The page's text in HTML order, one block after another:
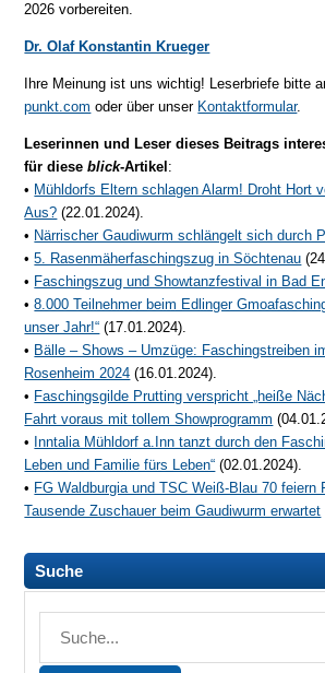
2026 vorbereiten.
Dr. Olaf Konstantin Krueger
Ihre Meinung ist uns wichtig! Leserbriefe bitte
punkt.com oder über unser Kontaktformular.
Leserinnen und Leser dieses Beitrags
für dieseblick-Artikel :
• Mühldorfs Eltern schlagen Alarm! Droht Hort
Aus? (22.01.2024).
• Närrischer Gaudiwurm schlängelt sich durch
•5. Rasenmäherfaschingszug in Söchtenau
• Faschingszug und Showtanzfestival in Bad
•8.000 Teilnehmer beim Edlinger
unser Jahr!“ (17.01.2024).
• Bälle – Shows – Umzüge: Faschingstreiben
Rosenheim 2024 (16.01.2024).
• Faschingsgilde Prutting verspricht „heiße
Fahrt voraus mit tollem Showprogramm
• Inntalia Mühldorf a.Inn tanzt durch den
Leben und Familie fürs Leben“ (02.01.2024).
• FG Waldburgia und TSC Weiß-Blau 70 feiern
Tausende Zuschauer beim Gaudiwurm erwartet
Suche